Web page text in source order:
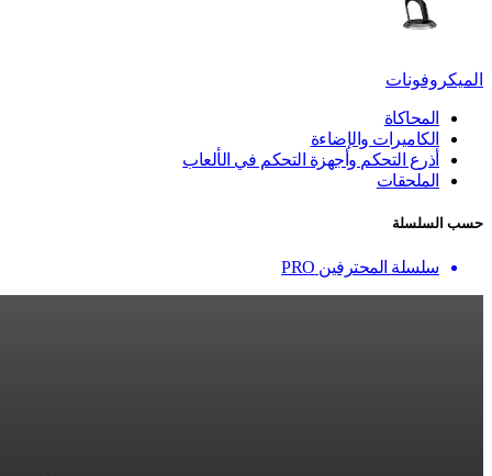
الميكروفونات
المحاكاة
الكاميرات والإضاءة
أذرع التحكم وأجهزة التحكم في الألعاب
الملحقات
حسب السلسلة
سلسلة المحترفين PRO